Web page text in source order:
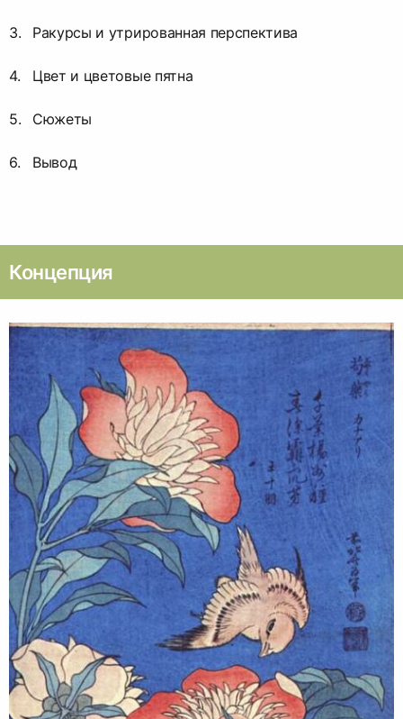
Ракурсы и утрированная перспектива
Цвет и цветовые пятна
Сюжеты
Вывод
Концепция